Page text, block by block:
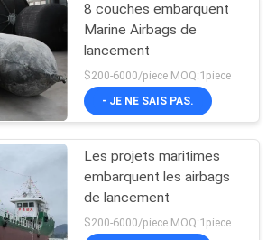
8 couches embarquent
Marine Airbags de
lancement
$200-6000/piece MOQ:1piece
- JE NE SAIS PAS.
Les projets maritimes
embarquent les airbags
de lancement
$200-6000/piece MOQ:1piece